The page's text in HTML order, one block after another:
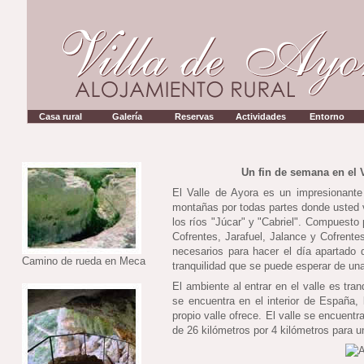
Casa rural Galería Reservas Actividades Entorno
Camino de rueda en Meca
Un fin de semana en el
El Valle de Ayora es un
montañas por todas partes donde
los ríos "Júcar" y "Cabriel".
Cofrentes, Jarafuel, Jalance y
necesarios para hacer el día
tranquilidad que se puede esperar de
El ambiente al entrar en el valle es
se encuentra en el interior de
propio valle ofrece. El valle se
de 26 kilómetros por 4 kilómetros para